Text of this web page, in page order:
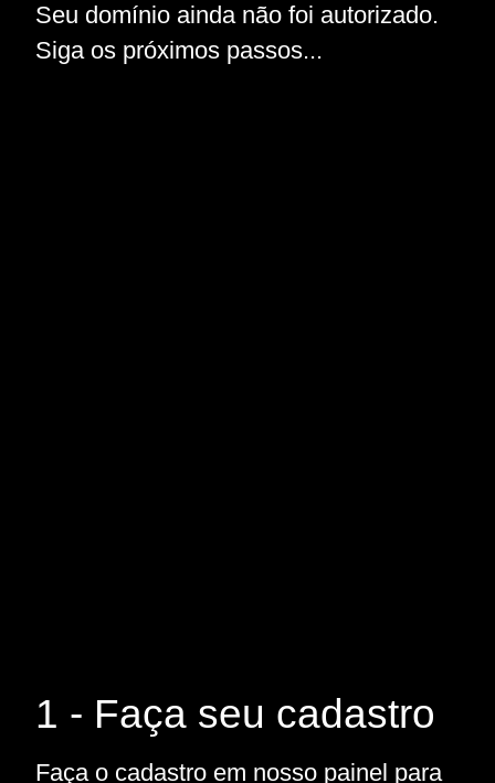
Seu domínio ainda não foi autorizado.
Siga os próximos passos...
1 - Faça seu cadastro
Faça o cadastro em nosso painel para